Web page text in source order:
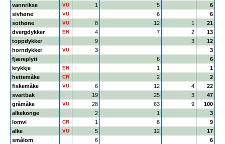
vannrikse
VU 1 5
6
sivhøne
VU 6
6
sothøne
VU 8 12 1
21
dvergdykker
EN 4 7 2
13
toppdykker
9 3
12
horndykker
VU 3
3
fjæreplytt
6
6
krykkje
EN 1
1
hettemåke
CR 2
2
fiskemåke
VU 6 12 4
22
svartbak
19 25 3
47
gråmåke
VU 28 63 9
100
alkekonge
2 1
3
lomvi
CR 1 8
9
alke
VU 5 12
17
smålom
6
6